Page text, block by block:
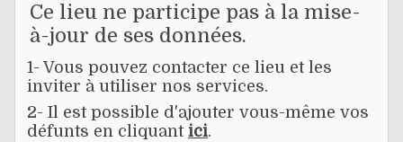
Ce lieu ne participe pas à la mise-
à-jour de ses données.
1- Vous pouvez contacter ce lieu et les
inviter à utiliser nos services.
2- Il est possible d'ajouter vous-même vos
défunts en cliquant ici.